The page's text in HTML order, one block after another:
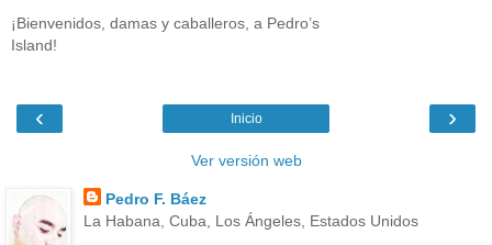
¡Bienvenidos, damas y caballeros, a Pedro’s
Island!
‹ ›
Inicio
Ver versión web
Pedro F. Báez
La Habana, Cuba, Los Ángeles, Estados Unidos